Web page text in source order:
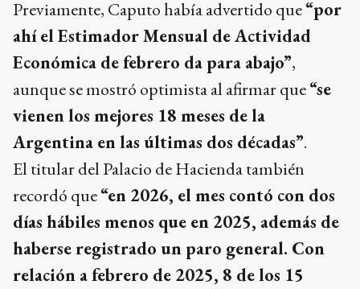
Previamente, Caputo había advertido que“por
ahí el Estimador Mensual de Actividad
Económica de febrero da para abajo”,
aunque se mostró optimista al afirmar que“se
vienen los mejores 18 meses de la
Argentina en las últimas dos décadas”.
El titular del Palacio de Hacienda también
recordó que“en 2026, el mes contó con dos
días hábiles menos que en 2025, además de
haberse registrado un paro general. Con
relación a febrero de 2025, 8 de los 15